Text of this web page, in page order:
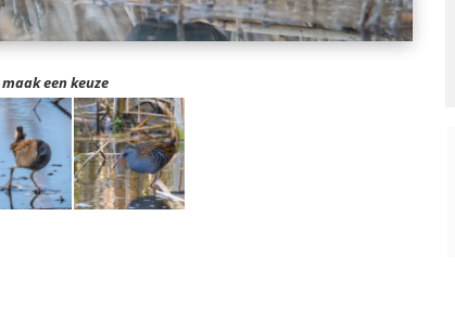
maak een keuze